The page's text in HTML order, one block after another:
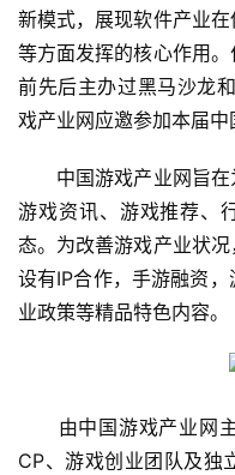
新模式，展现软件产业
等方面发挥的核心作用
前先后主办过黑马沙龙
戏产业网应邀参加本届中
中国游戏产业网旨在
游戏资讯、游戏推荐、
态。为改善游戏产业状
设有IP合作，手游融资
业政策等精品特色内容。
由中国游戏产业网主
CP、游戏创业团队及独